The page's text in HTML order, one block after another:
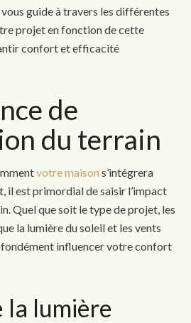
guide à travers les différentes
projet en fonction de cette
confort et efficacité
de
du terrain
votre maison s’intégrera
il est primordial de saisir l’impact
Quel que soit le type de projet, les
la lumière du soleil et les vents
influencer votre confort
la lumière